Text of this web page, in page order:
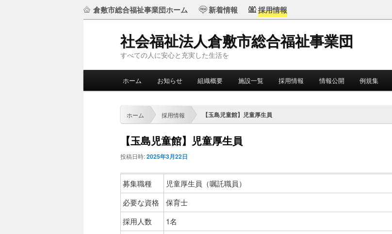
倉敷市総合福祉事業団ホーム 新着情報 採用情報
社会福祉法人倉敷市総合福祉事業団
すべての人に安心と充実した生活を
メ
コ
ン
テ
ン
サ
ン
テ
ン
ツ
ホーム お知らせ 組織概要 施設一覧 採用情報 情報公開 例規集
ホーム 採用情報 【玉島児童館】児童厚生員
【玉島児童館】児童厚生員
投稿日時:2025年3月22日
募集職種
児童厚生員（嘱託職員）
必要な資格
保育士
採用人数
1名